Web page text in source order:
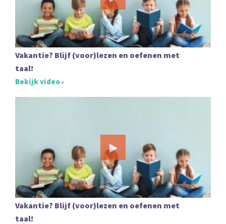
Vakantie? Blijf (voor)lezen en oefenen met
taal!
Bekijk video
Vakantie? Blijf (voor)lezen en oefenen met
taal!